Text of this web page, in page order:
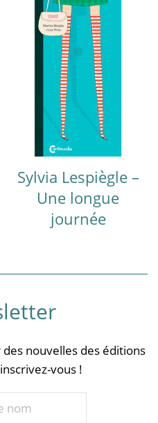
Sylvia Lespiègle –
Une longue
journée
nouvelles des éditions
vous !